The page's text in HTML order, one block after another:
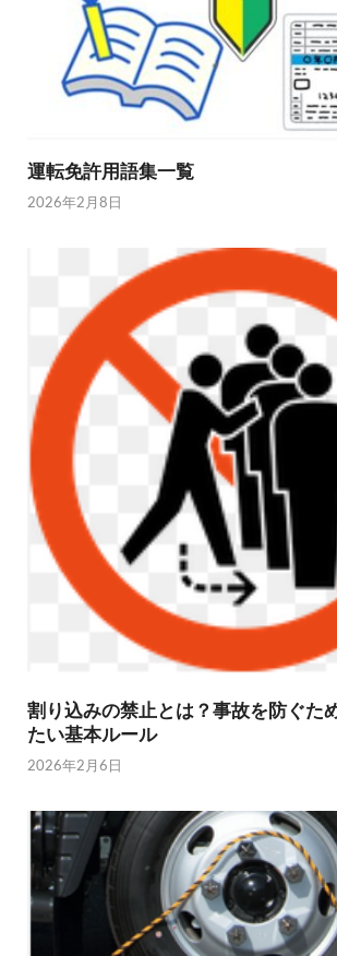
運転免許用語集一覧
2026年2月8日
割り込みの禁止とは？事故を防ぐた
たい基本ルール
2026年2月6日